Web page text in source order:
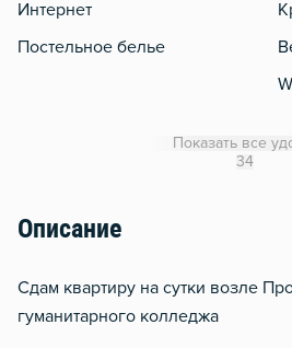
Интернет
Постельное белье
Показать все
34
Описание
Сдам квартиру на сутки возле
гуманитарного колледжа